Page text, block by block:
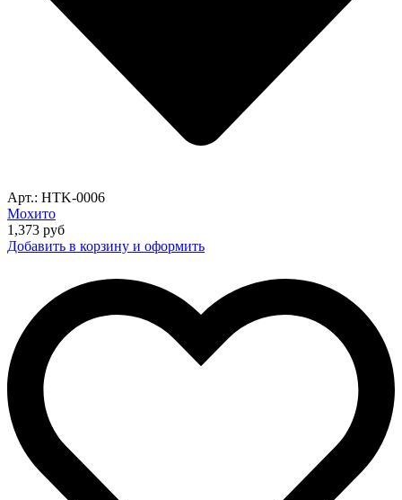
Арт.: HTK-0006
Мохито
1,373 руб
Добавить в корзину и оформить